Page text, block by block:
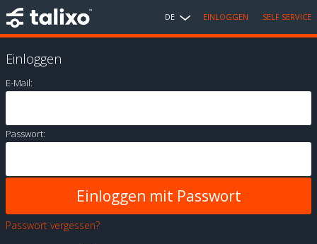
DE EINLOGGEN SELF SERVICE
Einloggen
E-Mail:
Passwort:
Passwort vergessen?